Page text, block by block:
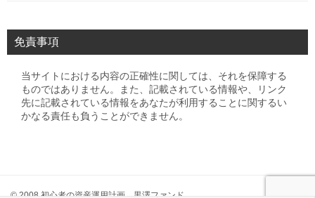
免責事項
当サイトにおける内容の正確性に関しては、それを保障する
ものではありません。また、記載されている情報や、リンク
先に記載されている情報をあなたが利用することに関するい
かなる責任も負うことができません。
© 2008 初心者の資産運用計画 黒澤ファンド